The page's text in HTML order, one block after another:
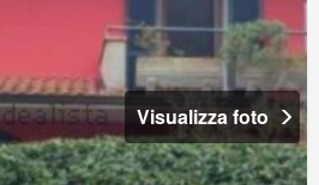
Visualizza foto